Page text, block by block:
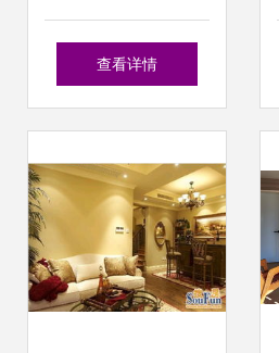
墅豪宅装修效果案
赏析
查看详情